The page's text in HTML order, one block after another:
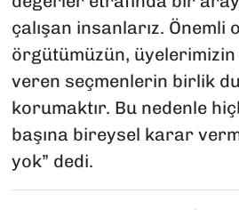
çalışan insanlarız. Önemli
örgütümüzün, üyelerimizin
veren seçmenlerin birlik
korumaktır. Bu nedenle
başına bireysel karar
yok” dedi.